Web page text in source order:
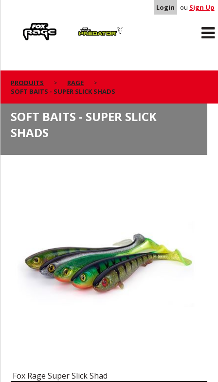
Login ou Sign Up
Predator
PRODUITS
RAGE
SOFT BAITS - SUPER SLICK SHADS
SOFT BAITS - SUPER SLICK
SHADS
Fox Rage Super Slick Shad